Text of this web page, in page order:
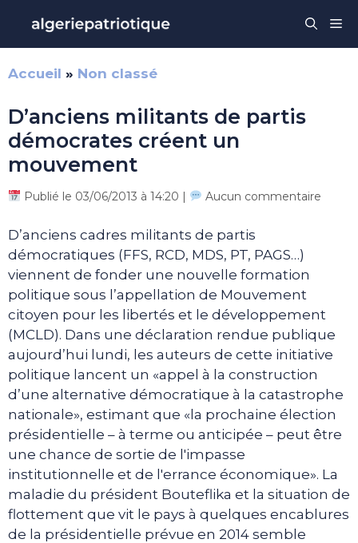
contenu
Accueil » Non classé
D’anciens militants de partis
démocrates créent un
mouvement
Publié le 03/06/2013 à 14:20 | Aucun commentaire
D’anciens cadres militants de partis
démocratiques (FFS, RCD, MDS, PT, PAGS…)
viennent de fonder une nouvelle formation
politique sous l’appellation de Mouvement
citoyen pour les libertés et le développement
(MCLD). Dans une déclaration rendue publique
aujourd’hui lundi, les auteurs de cette initiative
politique lancent un «appel à la construction
d’une alternative démocratique à la catastrophe
nationale», estimant que «la prochaine élection
présidentielle – à terme ou anticipée – peut être
une chance de sortie de l'impasse
institutionnelle et de l'errance économique». La
maladie du président Bouteflika et la situation de
flottement que vit le pays à quelques encablures
de la présidentielle prévue en 2014 semble